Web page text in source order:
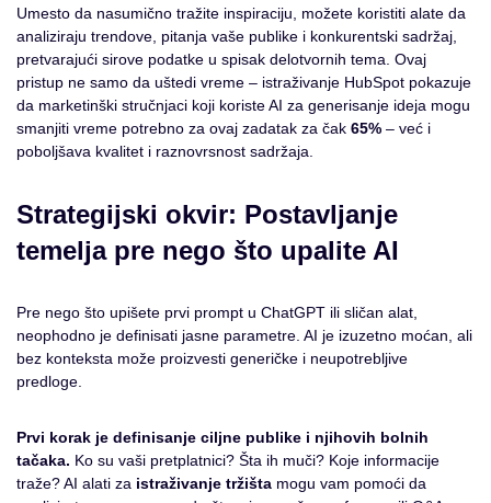
Umesto da nasumično tražite inspiraciju, možete koristiti alate da
analiziraju trendove, pitanja vaše publike i konkurentski sadržaj,
pretvarajući sirove podatke u spisak delotvornih tema. Ovaj
pristup ne samo da uštedi vreme – istraživanje HubSpot pokazuje
da marketinški stručnjaci koji koriste AI za generisanje ideja mogu
smanjiti vreme potrebno za ovaj zadatak za čak 65% – već i
poboljšava kvalitet i raznovrsnost sadržaja.
Strategijski okvir: Postavljanje
temelja pre nego što upalite AI
Pre nego što upišete prvi prompt u ChatGPT ili sličan alat,
neophodno je definisati jasne parametre. AI je izuzetno moćan, ali
bez konteksta može proizvesti generičke i neupotrebljive
predloge.
Prvi korak je definisanje ciljne publike i njihovih bolnih
tačaka. Ko su vaši pretplatnici? Šta ih muči? Koje informacije
traže? AI alati za istraživanje tržišta mogu vam pomoći da